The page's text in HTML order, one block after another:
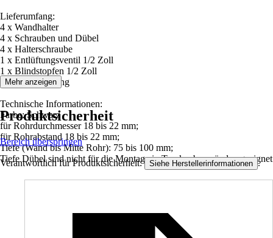
Lieferumfang:
4 x Wandhalter
4 x Schrauben und Dübel
4 x Halterschraube
1 x Entlüftungsventil 1/2 Zoll
1 x Blindstopfen 1/2 Zoll
Montageanleitung
Technische Informationen:
Farbe: Schwarz
für Rohrdurchmesser 18 bis 22 mm;
für Rohrabstand 18 bis 22 mm;
Tiefe (Wand bis Mitte Rohr): 75 bis 100 mm;
Tiefe Dübel sind nicht für die Montage in Trockenbauwänden geeignet
Mehr anzeigen
Produktsicherheit
Bereich überspringen
Verantwortlich für Produktsicherheit: Siehe Herstellerinformationen .